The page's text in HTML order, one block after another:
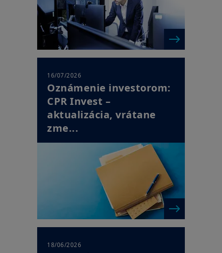
16/07/2026
Oznámenie investorom:
CPR Invest –
aktualizácia, vrátane
zme...
18/06/2026